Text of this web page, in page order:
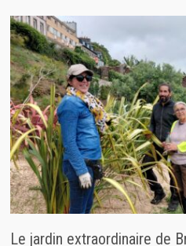
Le jardin extraordinaire de